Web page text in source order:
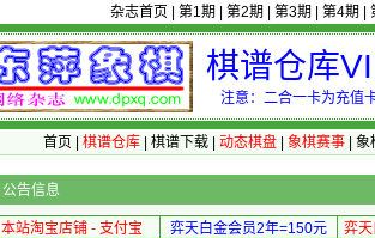
杂志首页 第1期 第2期 第3期 第4期
棋谱仓库
注意：二合一卡为充值
首页 棋谱仓库| 棋谱下载| 动态棋盘| 象棋赛事| 象
公告信息
本站淘宝店铺 - 支付宝 弈天白金会员2年=150元
弈